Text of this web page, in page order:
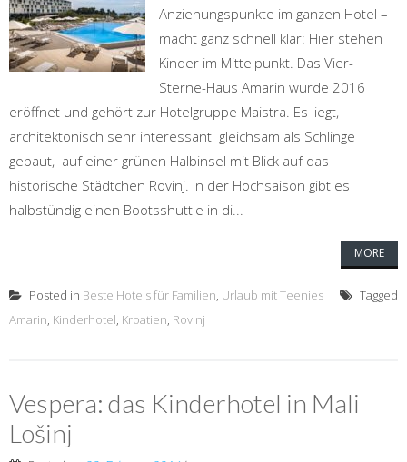
Anziehungspunkte im ganzen Hotel –
macht ganz schnell klar: Hier stehen
Kinder im Mittelpunkt. Das Vier-
Sterne-Haus Amarin wurde 2016
eröffnet und gehört zur Hotelgruppe Maistra. Es liegt,
architektonisch sehr interessant gleichsam als Schlinge
gebaut, auf einer grünen Halbinsel mit Blick auf das
historische Städtchen Rovinj. In der Hochsaison gibt es
halbstündig einen Bootsshuttle in di...
MORE
Posted in Beste Hotels für Familien, Urlaub mit Teenies
Tagged
Amarin, Kinderhotel, Kroatien, Rovinj
Vespera: das Kinderhotel in Mali
Lošinj